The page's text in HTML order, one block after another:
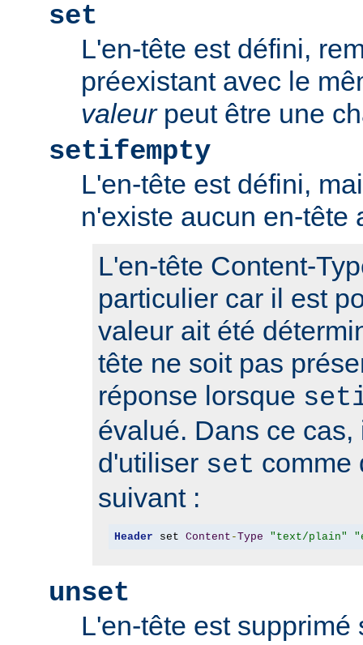
set
L'en-tête est défini,
préexistant avec le
valeurpeut être une
setifempty
L'en-tête est défini,
n'existe aucun en-tête
L'en-tête Content-
particulier car il est
valeur ait été
tête ne soit pas
réponse lorsque
évalué. Dans ce
d'utiliser set comme
suivant :
Header set Content -Type "text/plain"
unset
L'en-tête est supprimé